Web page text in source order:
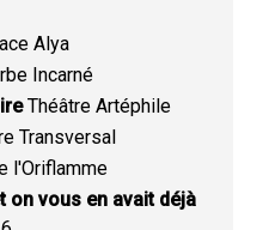
Alya
Incarné
Théâtre Artéphile
Transversal
l'Oriflamme
on vous en avait déjà